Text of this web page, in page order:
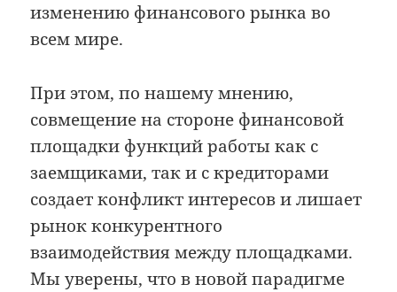
изменению финансового рынка во
всем мире.
При этом, по нашему мнению,
совмещение на стороне финансовой
площадки функций работы как с
заемщиками, так и с кредиторами
создает конфликт интересов и лишает
рынок конкурентного
взаимодействия между площадками.
Мы уверены, что в новой парадигме